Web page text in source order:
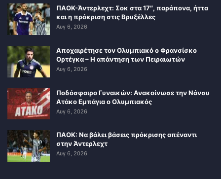
ΠΑΟΚ-Άντερλεχτ: Σοκ στα 17″, παράπονα, ήττα
και η πρόκριση στις Βρυξέλλες
Αυγ 6, 2026
Αποχαιρέτησε τον Ολυμπιακό ο Φρανσίσκο
Ορτέγκα – Η απάντηση των Πειραιωτών
Αυγ 6, 2026
Ποδόσφαιρο Γυναικών: Ανακοίνωσε την Νάνσυ
Ατάκο Εμπάγια ο Ολυμπιακός
Αυγ 6, 2026
ΠΑΟΚ: Να βάλει βάσεις πρόκρισης απέναντι
στην Άντερλεχτ
Αυγ 6, 2026